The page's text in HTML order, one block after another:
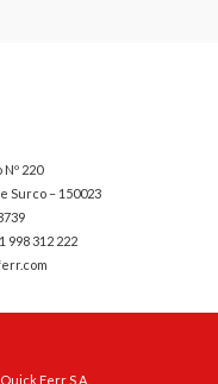
220
Surco – 150023
998 312 222
Ferr S.A.